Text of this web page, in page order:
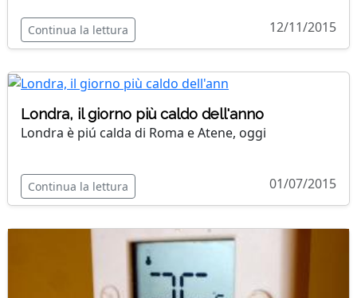
Continua la lettura 12/11/2015
Londra, il giorno più caldo dell'anno
Londra è piú calda di Roma e Atene, oggi
Continua la lettura 01/07/2015